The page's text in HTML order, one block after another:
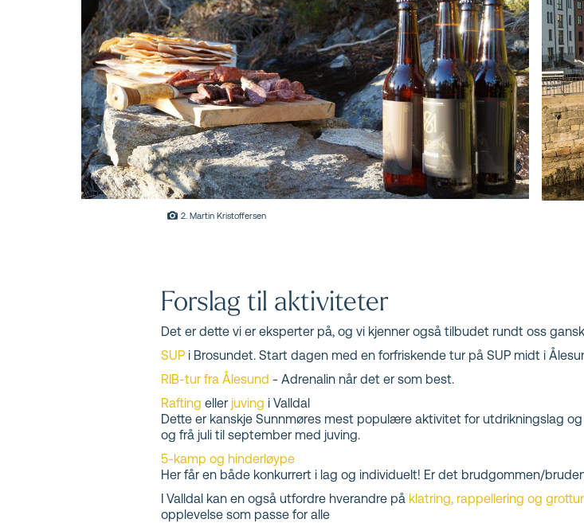
2. Martin Kristoffersen
Forslag til aktiviteter
Det er dette vi er eksperter på, og vi kjenner også tilbudet rundt oss
SUP i Brosundet. Start dagen med en forfriskende tur på SUP midt i
RIB-tur fra Ålesund - Adrenalin når det er som best.
Rafting eller juving i Valldal
Dette er kanskje Sunnmøres mest populære aktivitet for utdrikningslag
og frå juli til september med juving.
5-kamp og hinderløype
Her får en både konkurrert i lag og individuelt! Er det brudgommen/
I Valldal kan en også utfordre hverandre på klatring, rappellering og grottur
opplevelse som passe for alle